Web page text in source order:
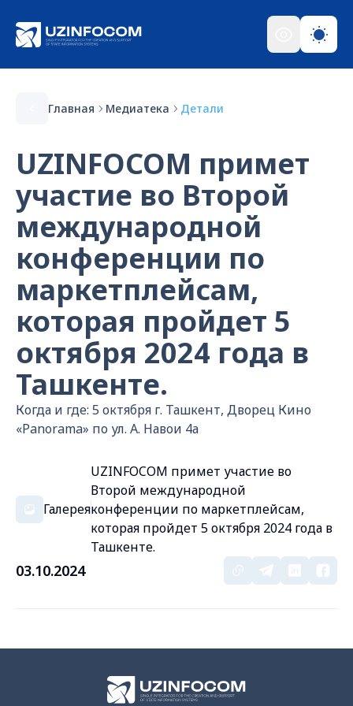
Главная Медиатека Детали
UZINFOCOM примет
участие во Второй
международной
конференции по
маркетплейсам,
которая пройдет 5
октября 2024 года в
Ташкенте.
Когда и где: 5 октября г. Ташкент, Дворец Кино
«Panorama» по ул. А. Навои 4а
Галерея
UZINFOCOM примет участие во
Второй международной
конференции по маркетплейсам,
которая пройдет 5 октября 2024 года в
Ташкенте.
03.10.2024